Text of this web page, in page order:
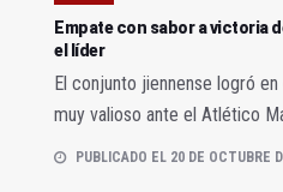
Empate con sabor a victoria
el líder
El conjunto jiennense logró
muy valioso ante el Atlético
PUBLICADO EL 20 DE OCTUBRE